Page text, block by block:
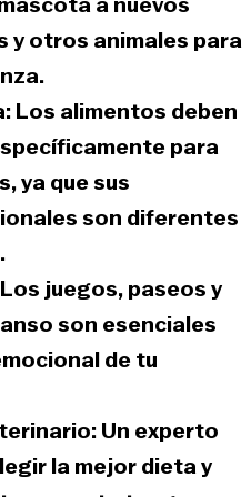
y otros animales para
: Los alimentos deben
para
ya que sus
son diferentes
juegos, paseos y
son esenciales
de tu
: Un experto
la mejor dieta y